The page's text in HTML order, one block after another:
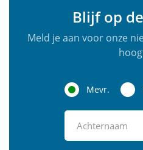
Blijf op
Meld je aan voor onze
Mevr.